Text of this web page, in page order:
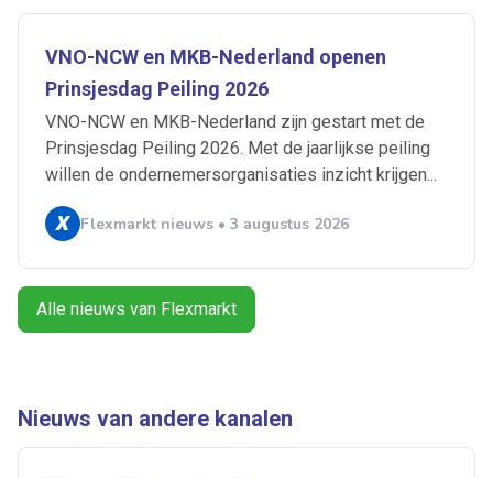
VNO-NCW en MKB-Nederland openen
Prinsjesdag Peiling 2026
VNO-NCW en MKB-Nederland zijn gestart met de
Prinsjesdag Peiling 2026. Met de jaarlijkse peiling
willen de ondernemersorganisaties inzicht krijgen...
Flexmarkt nieuws • 3 augustus 2026
Alle nieuws van Flexmarkt
Nieuws van andere kanalen
Alerts ontvangen
Artikelen zoeken
Alles Ingezonden
Bureau Cicero
Normering Arbeid
ZiPconomy